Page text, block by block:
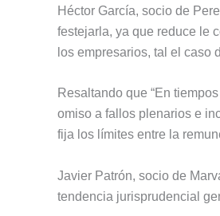
Héctor García, socio de
festejarla, ya que reduce le
los empresarios, tal el caso
Resaltando que “En
omiso a fallos plenarios e
fija los límites entre la
Javier Patrón, socio de
tendencia jurisprudencial